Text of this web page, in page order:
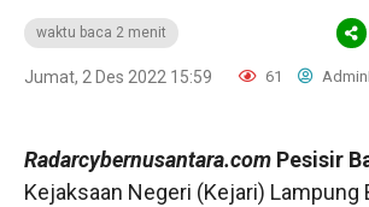
waktu baca 2 menit
Jumat, 2 Des 2022 15:59 61
Radarcybernusantara.com Pesisir
Kejaksaan Negeri (Kejari) Lampung